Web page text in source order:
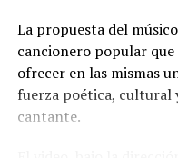
La propuesta del
cancionero popular que
ofrecer en las mismas
fuerza poética, cultural
cantante.